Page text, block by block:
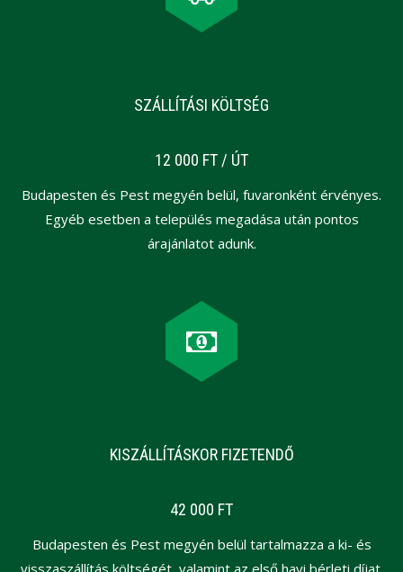
SZÁLLÍTÁSI KÖLTSÉG
12 000 FT / ÚT
Budapesten és Pest megyén belül, fuvaronként érvényes.
Egyéb esetben a település megadása után pontos
árajánlatot adunk.
KISZÁLLÍTÁSKOR FIZETENDŐ
42 000 FT
Budapesten és Pest megyén belül tartalmazza a ki- és